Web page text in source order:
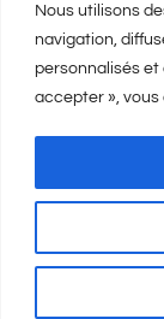
Nous utilisons
navigation,
personnalisés et
accepter », vous
Ajouter au
Mentions